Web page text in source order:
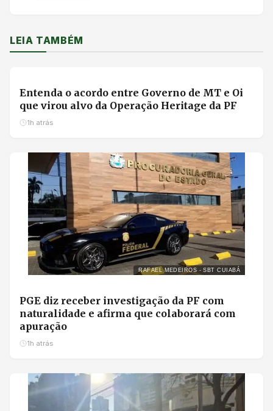
LEIA TAMBÉM
Entenda o acordo entre Governo de MT e Oi
que virou alvo da Operação Heritage da PF
1h atrás
RAFAEL MEDEIROS - SBT CUIABÁ
PGE diz receber investigação da PF com
naturalidade e afirma que colaborará com
apuração
1h atrás